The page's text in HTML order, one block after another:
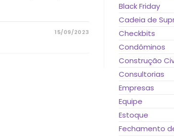
15/09/2023
Black Friday
Cadeia de
Checkbits
Condôminos
Construção
Consultorias
Empresas
Equipe
Estoque
Fechamento